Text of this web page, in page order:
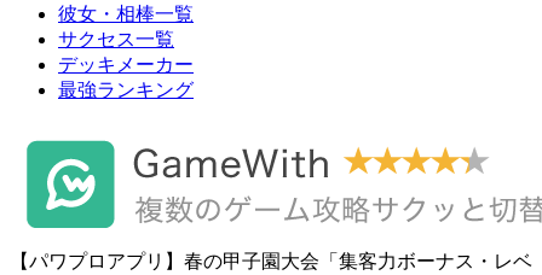
彼女・相棒一覧
サクセス一覧
デッキメーカー
最強ランキング
【パワプロアプリ】春の甲子園大会「集客力ボーナス・レベ